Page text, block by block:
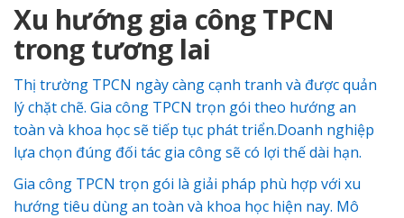
Xu hướng gia công TPCN
trong tương lai
Thị trường TPCN ngày càng cạnh tranh và được quản
lý chặt chẽ. Gia công TPCN trọn gói theo hướng an
toàn và khoa học sẽ tiếp tục phát triển.Doanh nghiệp
lựa chọn đúng đối tác gia công sẽ có lợi thế dài hạn.
Gia công TPCN trọn gói là giải pháp phù hợp với xu
hướng tiêu dùng an toàn và khoa học hiện nay. Mô